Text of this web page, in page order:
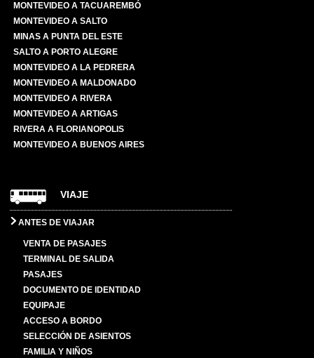
MONTEVIDEO A TACUAREMBÓ
MONTEVIDEO A SALTO
MINAS A PUNTA DEL ESTE
SALTO A PORTO ALEGRE
MONTEVIDEO A LA PEDRERA
MONTEVIDEO A MALDONADO
MONTEVIDEO A RIVERA
MONTEVIDEO A ARTIGAS
RIVERA A FLORIANOPOLIS
MONTEVIDEO A BUENOS AIRES
VIAJE
ANTES DE VIAJAR
VENTA DE PASAJES
TERMINAL DE SALIDA
PASAJES
DOCUMENTO DE IDENTIDAD
EQUIPAJE
ACCESO A BORDO
SELECCIÓN DE ASIENTOS
FAMILIA Y NIÑOS